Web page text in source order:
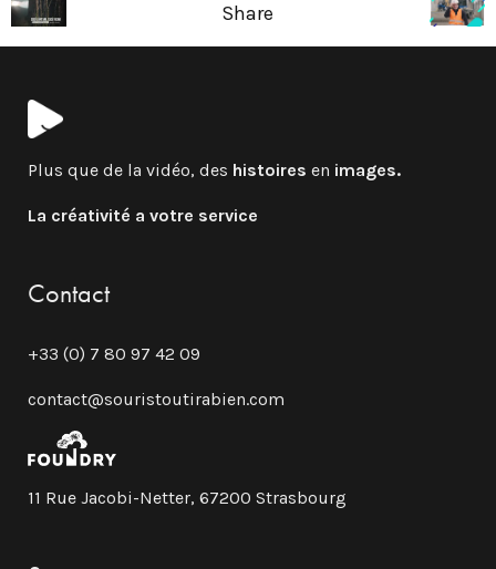
Share
Plus que de la vidéo, des histoires en images.
La créativité a votre service
Contact
+33 (0) 7 80 97 42 09
contact@souristoutirabien.com
11 Rue Jacobi-Netter, 67200 Strasbourg